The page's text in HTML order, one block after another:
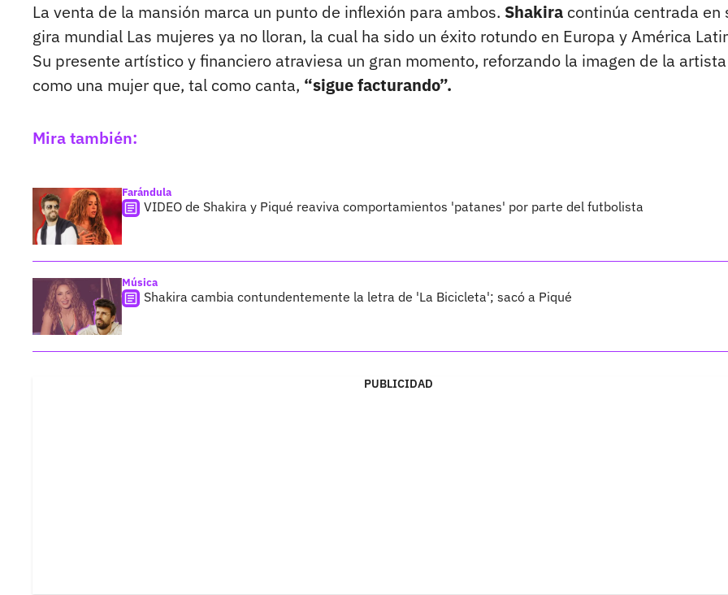
La venta de la mansión marca un punto de inflexión para ambos. Shakira continúa centrada en
gira mundial Las mujeres ya no lloran, la cual ha sido un éxito rotundo en Europa y América
Su presente artístico y financiero atraviesa un gran momento, reforzando la imagen de la artista
como una mujer que, tal como canta, “sigue facturando”.
Mira también:
Farándula
VIDEO de Shakira y Piqué reaviva comportamientos 'patanes' por parte del futbolista
Música
Shakira cambia contundentemente la letra de 'La Bicicleta'; sacó a Piqué
PUBLICIDAD